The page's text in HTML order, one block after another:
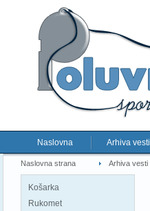
Naslovna Arhiva vesti
Naslovna strana Arhiva vesti
Košarka
Rukomet